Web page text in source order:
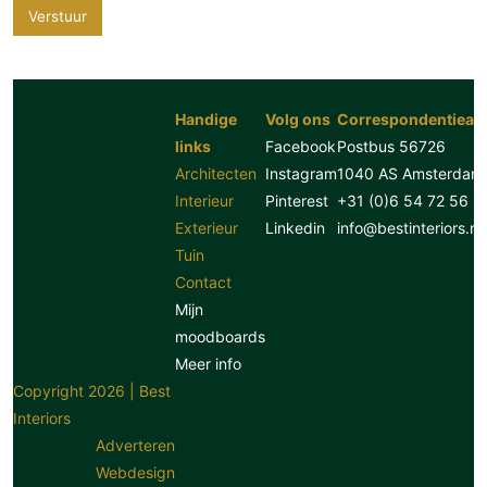
Verstuur
Handige
links
Architecten
Interieur
Exterieur
Tuin
Contact
Mijn
moodboards
Meer info
Volg ons
Facebook
Instagram
Pinterest
Linkedin
Postbus 56726
1040 AS Amsterdam
+31 (0)6 54 72 56
info@bestinteriors.nl
Copyright 2026 | Best
Interiors
Adverteren
Webdesign